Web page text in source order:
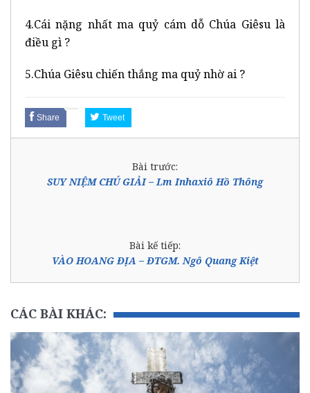
4.Cái nặng nhất ma quỷ cám dỗ Chúa Giêsu là
điều gì ?
5.Chúa Giêsu chiến thắng ma quỷ nhờ ai ?
Share Tweet
Bài trước:
SUY NIỆM CHÚ GIẢI – Lm Inhaxiô Hồ Thông
Bài kế tiếp:
VÀO HOANG ĐỊA – ĐTGM. Ngô Quang Kiệt
CÁC BÀI KHÁC: